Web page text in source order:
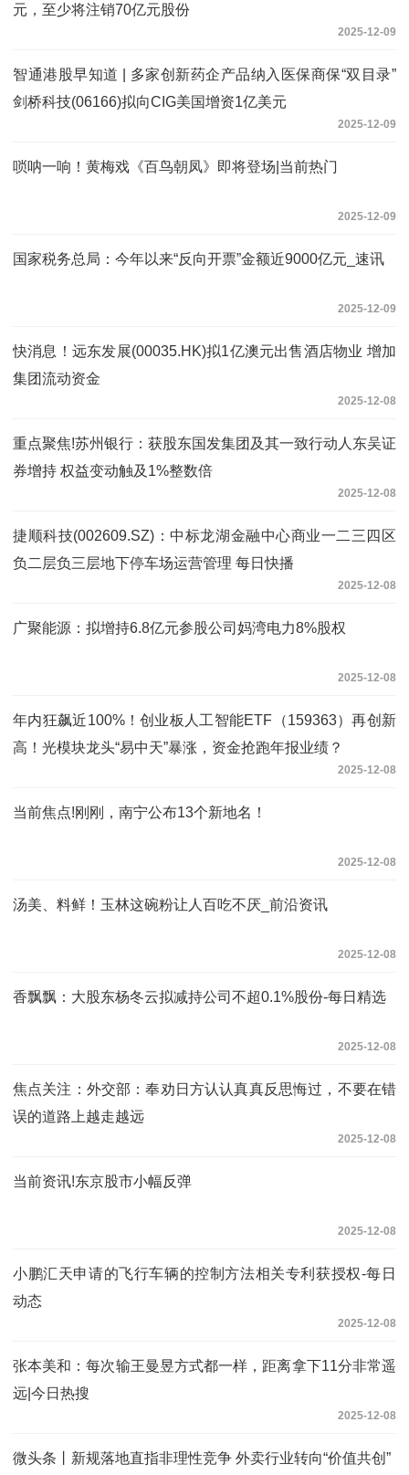
元，至少将注销70亿元股份
2025-12-09
智通港股早知道 | 多家创新药企产品纳入医保商保“双目录”
剑桥科技(06166)拟向CIG美国增资1亿美元
2025-12-09
唢呐一响！黄梅戏《百鸟朝凤》即将登场|当前热门
2025-12-09
国家税务总局：今年以来“反向开票”金额近9000亿元_速讯
2025-12-09
快消息！远东发展(00035.HK)拟1亿澳元出售酒店物业 增加
集团流动资金
2025-12-08
重点聚焦!苏州银行：获股东国发集团及其一致行动人东吴证
券增持 权益变动触及1%整数倍
2025-12-08
捷顺科技(002609.SZ)：中标龙湖金融中心商业一二三四区
负二层负三层地下停车场运营管理 每日快播
2025-12-08
广聚能源：拟增持6.8亿元参股公司妈湾电力8%股权
2025-12-08
年内狂飙近100%！创业板人工智能ETF（159363）再创新
高！光模块龙头“易中天”暴涨，资金抢跑年报业绩？
2025-12-08
当前焦点!刚刚，南宁公布13个新地名！
2025-12-08
汤美、料鲜！玉林这碗粉让人百吃不厌_前沿资讯
2025-12-08
香飘飘：大股东杨冬云拟减持公司不超0.1%股份-每日精选
2025-12-08
焦点关注：外交部：奉劝日方认认真真反思悔过，不要在错
误的道路上越走越远
2025-12-08
当前资讯!东京股市小幅反弹
2025-12-08
小鹏汇天申请的飞行车辆的控制方法相关专利获授权-每日
动态
2025-12-08
张本美和：每次输王曼昱方式都一样，距离拿下11分非常遥
远|今日热搜
2025-12-08
微头条丨新规落地直指非理性竞争 外卖行业转向“价值共创”